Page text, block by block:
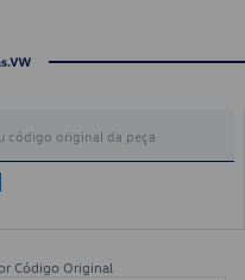
Código Original